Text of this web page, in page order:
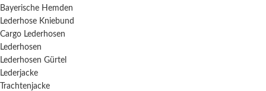
Bayerische Hemden​
Lederhose Kniebund
Cargo Lederhosen
Lederhosen
Lederhosen Gürtel
Lederjacke
Trachtenjacke